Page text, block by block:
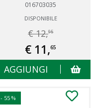
016703035
DISPONIBILE
€ 12,95
€ 11,65
AGGIUNGI
- 55 %